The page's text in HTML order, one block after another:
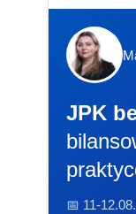
JPK
📅 11-